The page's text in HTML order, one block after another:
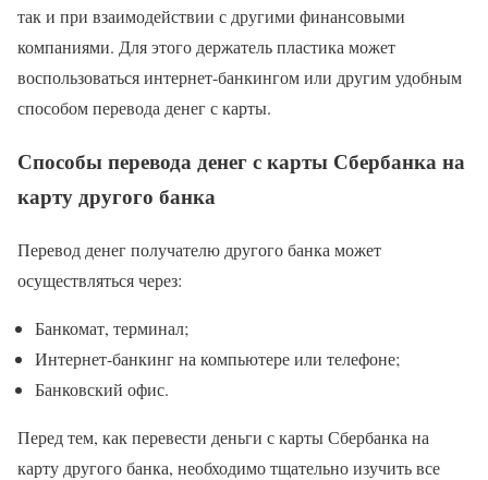
так и при взаимодействии с другими финансовыми
компаниями. Для этого держатель пластика может
воспользоваться интернет-банкингом или другим удобным
способом перевода денег с карты.
Способы перевода денег с карты Сбербанка на
карту другого банка
Перевод денег получателю другого банка может
осуществляться через:
Банкомат, терминал;
Интернет-банкинг на компьютере или телефоне;
Банковский офис.
Перед тем, как перевести деньги с карты Сбербанка на
карту другого банка, необходимо тщательно изучить все